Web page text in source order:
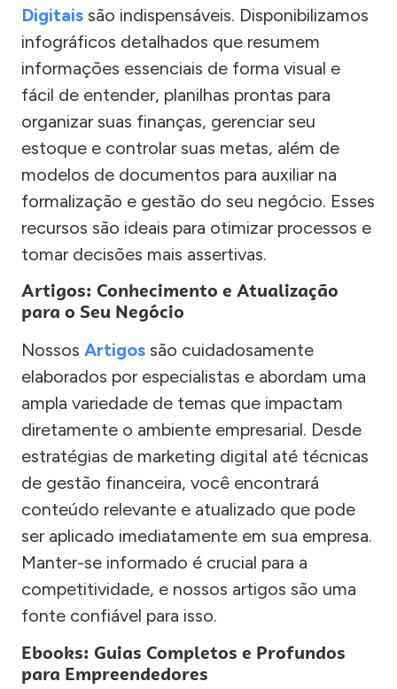
Digitais são indispensáveis. Disponibilizamos
infográficos detalhados que resumem
informações essenciais de forma visual e
fácil de entender, planilhas prontas para
organizar suas finanças, gerenciar seu
estoque e controlar suas metas, além de
modelos de documentos para auxiliar na
formalização e gestão do seu negócio. Esses
recursos são ideais para otimizar processos e
tomar decisões mais assertivas.
Artigos: Conhecimento e Atualização
para o Seu Negócio
Nossos Artigos são cuidadosamente
elaborados por especialistas e abordam uma
ampla variedade de temas que impactam
diretamente o ambiente empresarial. Desde
estratégias de marketing digital até técnicas
de gestão financeira, você encontrará
conteúdo relevante e atualizado que pode
ser aplicado imediatamente em sua empresa.
Manter-se informado é crucial para a
competitividade, e nossos artigos são uma
fonte confiável para isso.
Ebooks: Guias Completos e Profundos
para Empreendedores